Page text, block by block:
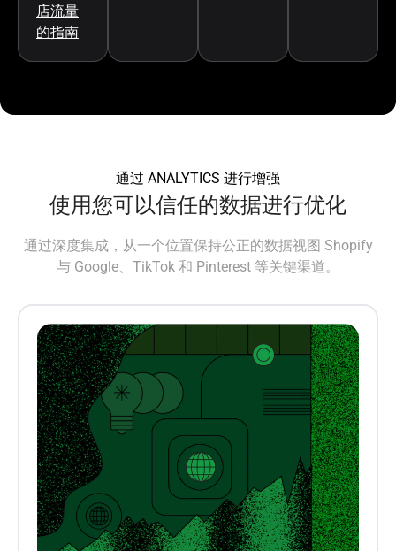
店流量
的指南
通过 ANALYTICS 进行增强
使用您可以信任的数据进行优化
通过深度集成，从一个位置保持公正的数据视图 Shopify
与 Google、TikTok 和 Pinterest 等关键渠道。